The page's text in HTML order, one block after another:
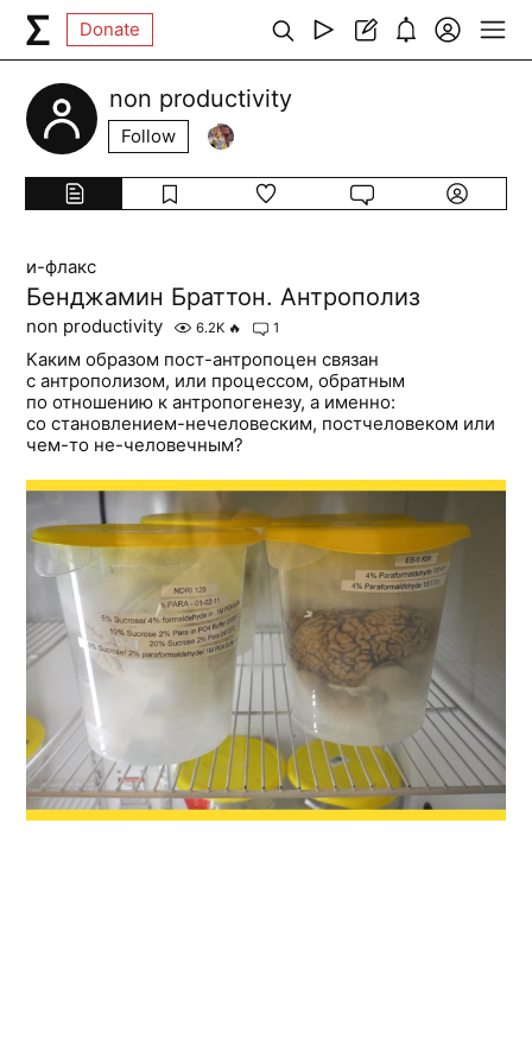
Donate
non productivity
Follow
и-флакс
Бенджамин Браттон. Антрополиз
non productivity 6.2K 🔥 1
Каким образом пост-антропоцен связан
с антрополизом, или процессом, обратным
по отношению к антропогенезу, а именно:
со становлением-нечеловеским, постчеловеком или
чем-то не-человечным?